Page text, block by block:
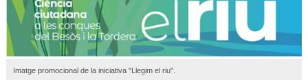
Imatge promocional de la iniciativa "Llegim el riu".